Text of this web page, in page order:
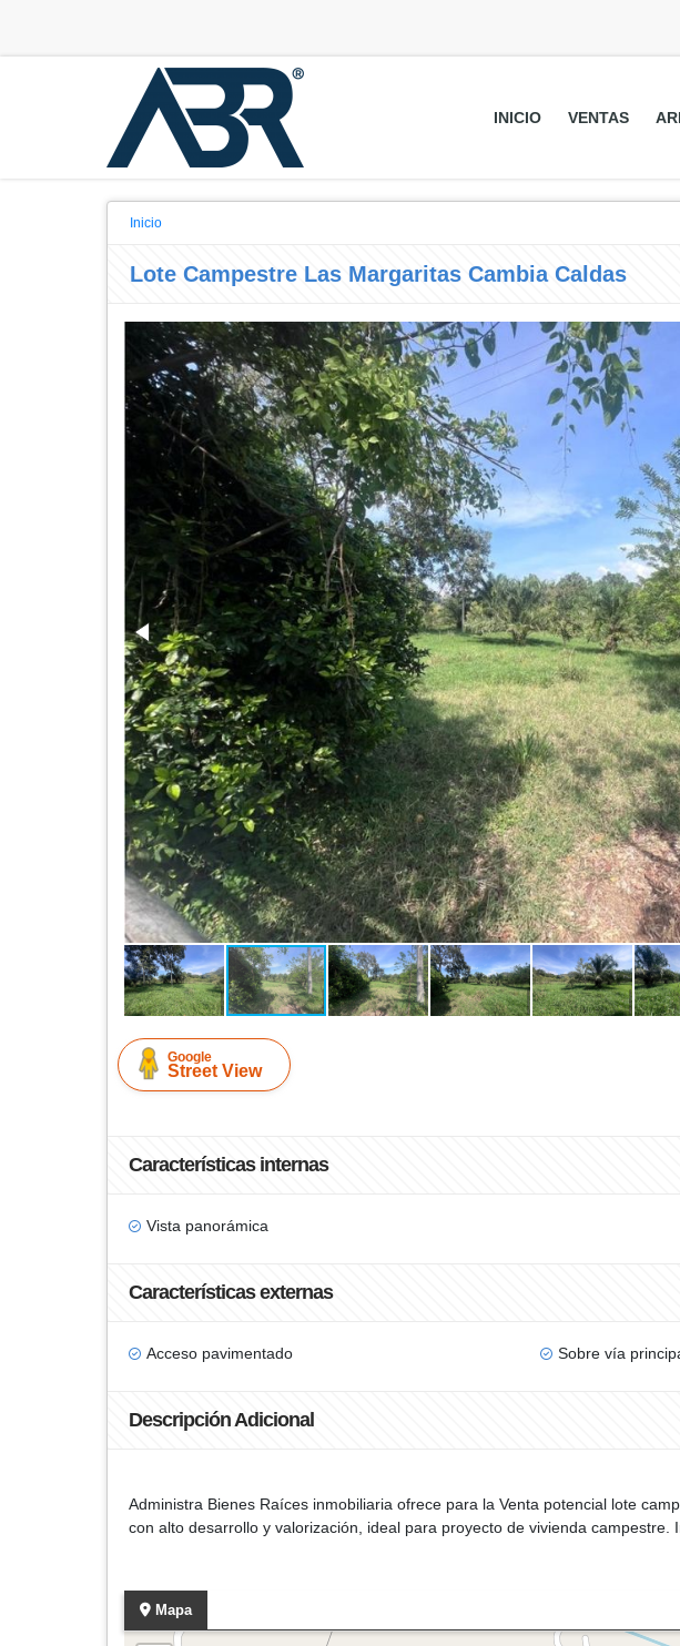
INICIO VENTAS
Inicio
Lote Campestre Las Margaritas Cambia Caldas
Google
Street View
Características internas
Vista panorámica
Características externas
Acceso pavimentado Sobre vía
Descripción Adicional
Administra Bienes Raíces inmobiliaria ofrece para la Venta potencial lote
con alto desarrollo y valorización, ideal para proyecto de vivienda campestre.
Mapa